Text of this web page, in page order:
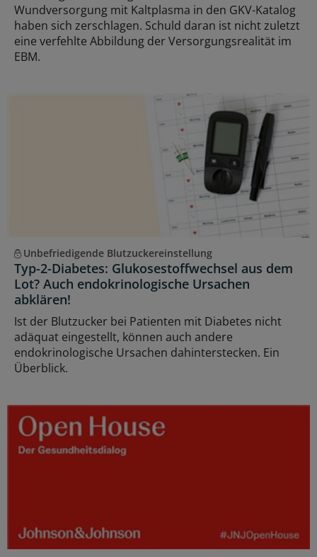
Wundversorgung mit Kaltplasma in den GKV-Katalog
haben sich zerschlagen. Schuld daran ist nicht zuletzt
eine verfehlte Abbildung der Versorgungsrealität im
EBM.
Unbefriedigende Blutzuckereinstellung
Typ-2-Diabetes: Glukosestoffwechsel aus dem
Lot? Auch endokrinologische Ursachen
abklären!
Ist der Blutzucker bei Patienten mit Diabetes nicht
adäquat eingestellt, können auch andere
endokrinologische Ursachen dahinterstecken. Ein
Überblick.